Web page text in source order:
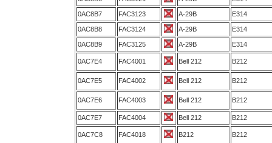
0AC8B7 FAC3123 A-29B E314
0AC8B8 FAC3124 A-29B E314
0AC8B9 FAC3125 A-29B E314
0AC7E4 FAC4001 Bell 212 B212
0AC7E5 FAC4002 Bell 212 B212
0AC7E6 FAC4003 Bell 212 B212
0AC7E7 FAC4004 Bell 212 B212
0AC7C8 FAC4018 B212 B212